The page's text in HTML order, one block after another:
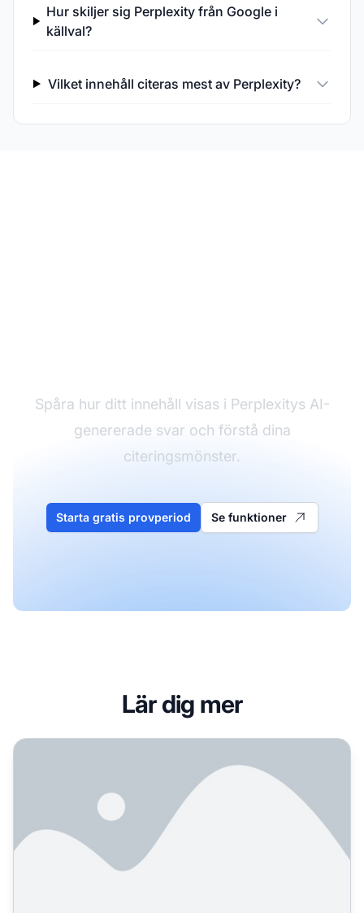
Hur skiljer sig Perplexity från Google i
källval?
Vilket innehåll citeras mest av Perplexity?
Spåra hur ditt innehåll visas i Perplexitys AI-
genererade svar och förstå dina
citeringsmönster.
Starta gratis provperiod Se funktioner
Lär dig mer
Sonar-algoritmen i Perplexity: Förklaring av realtids-